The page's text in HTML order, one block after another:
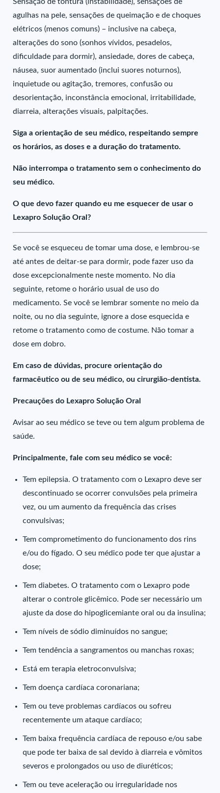
agulhas na pele, sensações de queimação e de choques
elétricos (menos comuns) – inclusive na cabeça,
alterações do sono (sonhos vívidos, pesadelos,
dificuldade para dormir), ansiedade, dores de cabeça,
náusea, suor aumentado (inclui suores noturnos),
inquietude ou agitação, tremores, confusão ou
desorientação, inconstância emocional, irritabilidade,
diarreia, alterações visuais, palpitações.
Siga a orientação de seu médico, respeitando sempre
os horários, as doses e a duração do tratamento.
Não interrompa o tratamento sem o conhecimento do
seu médico.
O que devo fazer quando eu me esquecer de usar o
Lexapro Solução Oral?
Se você se esqueceu de tomar uma dose, e lembrou-se
até antes de deitar-se para dormir, pode fazer uso da
dose excepcionalmente neste momento. No dia
seguinte, retome o horário usual de uso do
medicamento. Se você se lembrar somente no meio da
noite, ou no dia seguinte, ignore a dose esquecida e
retome o tratamento como de costume. Não tomar a
dose em dobro.
Em caso de dúvidas, procure orientação do
farmacêutico ou de seu médico, ou cirurgião-dentista.
Precauções do Lexapro Solução Oral
Avisar ao seu médico se teve ou tem algum problema de
saúde.
Principalmente, fale com seu médico se você:
Tem epilepsia. O tratamento com o Lexapro deve ser
descontinuado se ocorrer convulsões pela primeira
vez, ou um aumento da frequência das crises
convulsivas;
Tem comprometimento do funcionamento dos rins
e/ou do fígado. O seu médico pode ter que ajustar a
dose;
Tem diabetes. O tratamento com o Lexapro pode
alterar o controle glicêmico. Pode ser necessário um
ajuste da dose do hipoglicemiante oral ou da insulina;
Tem níveis de sódio diminuídos no sangue;
Tem tendência a sangramentos ou manchas roxas;
Está em terapia eletroconvulsiva;
Tem doença cardíaca coronariana;
Tem ou teve problemas cardíacos ou sofreu
recentemente um ataque cardíaco;
Tem baixa frequência cardíaca de repouso e/ou sabe
que pode ter baixa de sal devido à diarreia e vômitos
severos e prolongados ou uso de diuréticos;
Tem ou teve aceleração ou irregularidade nos